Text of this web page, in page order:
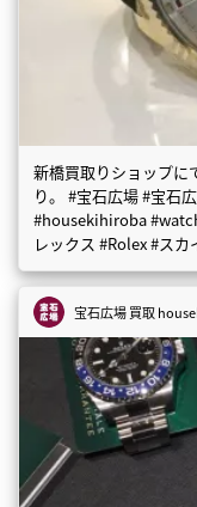
新橋買取りショップに
り。 #宝石広場 #宝石
#housekihiroba
レックス #Rolex #スカ
宝石広場 買取